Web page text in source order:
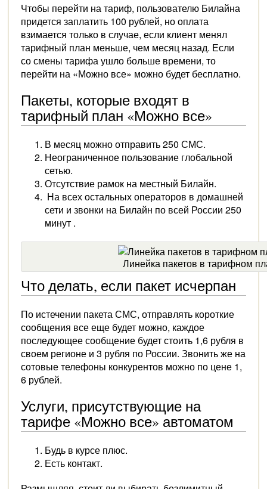
Чтобы перейти на тариф, пользователю Билайна
придется заплатить 100 рублей, но оплата
взимается только в случае, если клиент менял
тарифный план меньше, чем месяц назад. Если
со смены тарифа ушло больше времени, то
перейти на «Можно все» можно будет бесплатно.
Пакеты, которые входят в
тарифный план «Можно все»
В месяц можно отправить 250 СМС.
Неограниченное пользование глобальной
сетью.
Отсутствие рамок на местный Билайн.
На всех остальных операторов в домашней
сети и звонки на Билайн по всей России 250
минут .
Линейка пакетов в тарифном
Что делать, если пакет исчерпан
По истечении пакета СМС, отправлять короткие
сообщения все еще будет можно, каждое
последующее сообщение будет стоить 1,6 рубля в
своем регионе и 3 рубля по России. Звонить же на
сотовые телефоны конкурентов можно по цене 1,
6 рублей.
Услуги, присутствующие на
тарифе «Можно все» автоматом
Будь в курсе плюс.
Есть контакт.